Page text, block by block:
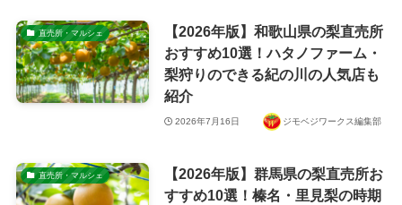
直売所・マルシェ
【2026年版】和歌山県の梨直売所
おすすめ10選！ハタノファーム・
梨狩りのできる紀の川の人気店も
紹介
2026年7月16日 ジモベジワークス編集部
直売所・マルシェ
【2026年版】群馬県の梨直売所お
すすめ10選！榛名・里見梨の時期